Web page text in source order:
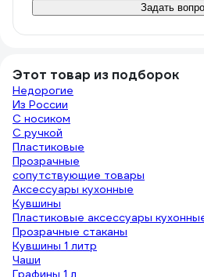
Задать
Этот товар из подборок
Недорогие
Из России
С носиком
С ручкой
Пластиковые
Прозрачные
сопутствующие товары
Аксессуары кухонные
Кувшины
Пластиковые аксессуары
Прозрачные стаканы
Кувшины 1 литр
Чаши
Графины 1 л